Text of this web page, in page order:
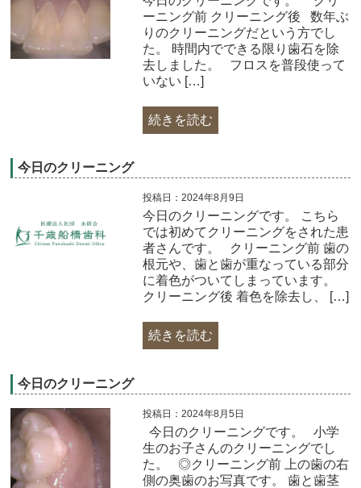
ーニング前 クリーニング後 数年ぶ
りのクリーニングだという方でし
た。 時間内でできる限り歯石を除
去しました。 フロスを普段使って
いない […]
続きを読む
今日のクリーニング
投稿日：2024年8月9日
今日のクリーニングです。 こちら
では初めてクリーニングをされた患
者さんです。 クリーニング前 歯の
根元や、歯と歯が重なっている部分
に着色がついてしまっています。
クリーニング後 着色を除去し、 […]
続きを読む
今日のクリーニング
投稿日：2024年8月5日
今日のクリーニングです。 小学
生のお子さんのクリーニングでし
た。 ◎クリーニング前 上の歯の右
側の奥歯のお写真です。 歯と歯茎